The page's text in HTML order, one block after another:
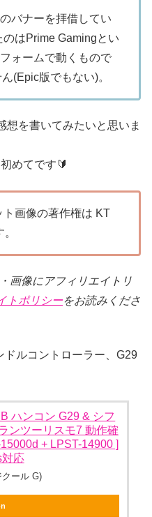
バナーを拝借してい
はPrime Gamingとい
ォームで動くもので
(Epic版でもない)。
想を書いてみたいと思いま
めてです🔰
画像の著作権は KT
画像にアフィリエイトリ
トポリシーをお読みくださ
ドルコントローラー、G29
ハンコン G29 & シフ
ンツーリスモ7 動作確
+ LPST-14900 ]
応
クール G)